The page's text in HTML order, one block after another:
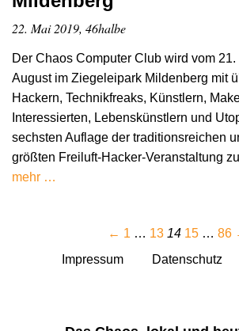
22. Mai 2019, 46halbe
Der Chaos Computer Club wird vom 21.
August im Ziegeleipark Mildenberg mit
Hackern, Technikfreaks, Künstlern,
Interessierten, Lebenskünstlern und
sechsten Auflage der traditionsreichen
größten Freiluft-Hacker-Veranstaltung
mehr …
← 1 … 13 14 15 … 86
Impressum
Datenschutz